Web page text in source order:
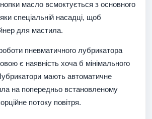
масло всмоктується з основного
спеціальній насадці, щоб
для мастила.
пневматичного лубрикатора
є наявність хоча б мінімального
мають автоматичне
на попередньо встановленому
потоку повітря.